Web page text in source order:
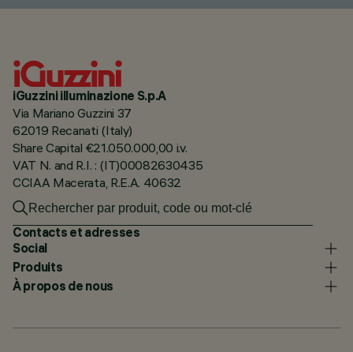
iGuzzini illuminazione S.p.A
Via Mariano Guzzini 37
62019 Recanati (Italy)
Share Capital €21.050.000,00 i.v.
VAT N. and R.I. : (IT)00082630435
CCIAA Macerata, R.E.A. 40632
Contacts et adresses
Social
Produits
À propos de nous